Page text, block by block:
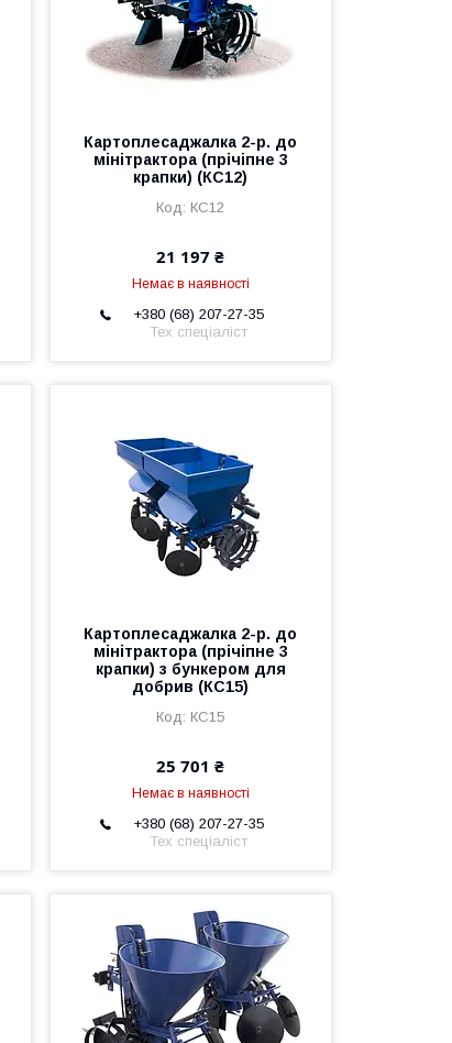
Картоплесаджалка 2-р. до
мінітрактора (прічіпне 3
крапки) (КС12)
КС12
21 197 ₴
Немає в наявності
+380 (68) 207-27-35
Тех спеціаліст
Картоплесаджалка 2-р. до
мінітрактора (прічіпне 3
крапки) з бункером для
добрив (КС15)
КС15
25 701 ₴
Немає в наявності
+380 (68) 207-27-35
Тех спеціаліст